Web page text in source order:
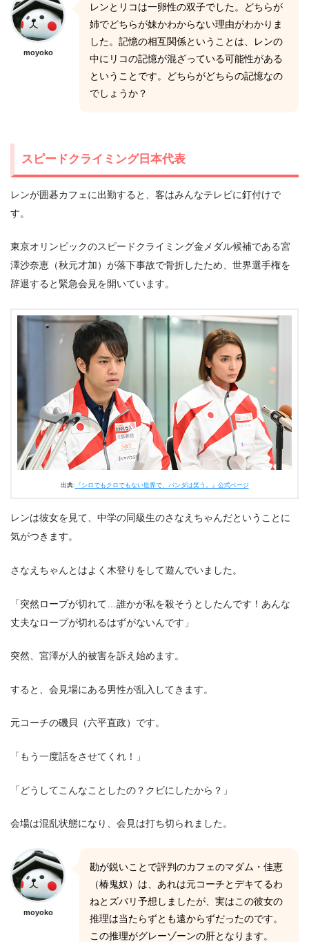
moyoko
レンとリコは一卵性の双子でした。どちらが
姉でどちらが妹かわからない理由がわかりま
した。記憶の相互関係ということは、レンの
中にリコの記憶が混ざっている可能性がある
ということです。どちらがどちらの記憶なの
でしょうか？
スピードクライミング日本代表
レンが囲碁カフェに出勤すると、客はみんなテレビに釘付けで
す。
東京オリンピックのスピードクライミング金メダル候補である宮
澤沙奈恵（秋元才加）が落下事故で骨折したため、世界選手権を
辞退すると緊急会見を開いています。
出典: 『シロでもクロでもない世界で、パンダは笑う。』公式ページ
レンは彼女を見て、中学の同級生のさなえちゃんだということに
気がつきます。
さなえちゃんとはよく木登りをして遊んでいました。
「突然ロープが切れて…誰かが私を殺そうとしたんです！あんな
丈夫なロープが切れるはずがないんです」
突然、宮澤が人的被害を訴え始めます。
すると、会見場にある男性が乱入してきます。
元コーチの磯貝（六平直政）です。
「もう一度話をさせてくれ！」
「どうしてこんなことしたの？クビにしたから？」
会場は混乱状態になり、会見は打ち切られました。
moyoko
勘が鋭いことで評判のカフェのマダム・佳恵
（椿鬼奴）は、あれは元コーチとデキてるわ
ねとズバリ予想しましたが、実はこの彼女の
推理は当たらずとも遠からずだったのです。
この推理がグレーゾーンの肝となります。